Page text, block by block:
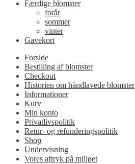
Færdige blomster
forår
sommer
vinter
Gavekort
Forside
Bestilling af blomster
Checkout
Historien om håndlavede blomster
Informationer
Kurv
Min konto
Privatlivspolitik
Retur- og refunderingspolitik
Shop
Undervisning
Vores aftryk på miljøet